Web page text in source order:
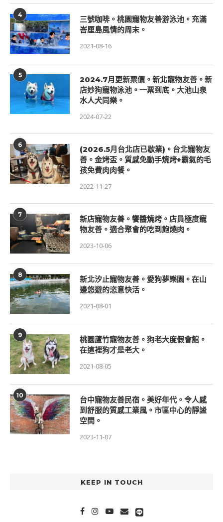
4
三號咖啡。桃園寵物友善游泳池。充滿
峇厘島風情的周末。
2021-08-16
5
2024.7月更新票價。新北寵物友善。新
店妙狗寵物泳池。一票到底。大池山泉
水人犬同樂。
2024-07-22
6
(2026.5月台北店已歇業)。台北寵物友
善。金烤盃。質感免動手燒烤+霸氣的毛
孩免費肉肉餐。
2022-11-27
7
新店寵物友善。饗醬燒烤。店員極度寵
物友善。適合聚會的吃到飽燒肉。
2023-10-06
8
新北汐止寵物友善。愛狗夢樂園。在山
邊悠遊的恣意快活。
2021-08-01
9
桃園蘆竹寵物友善。狗老大度假會館。
在這裡狗才是老大。
2021-08-05
10
台中寵物友善民宿。美好年代。令人感
到舒服的質感工業風。市區中心的靜謐
空間。
2023-11-07
KEEP IN TOUCH